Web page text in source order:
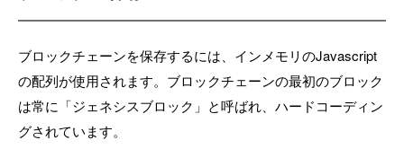
ブロックチェーンを保存するには、インメモリのJavascript
の配列が使用されます。ブロックチェーンの最初のブロック
は常に「ジェネシスブロック」と呼ばれ、ハードコーディン
グされています。